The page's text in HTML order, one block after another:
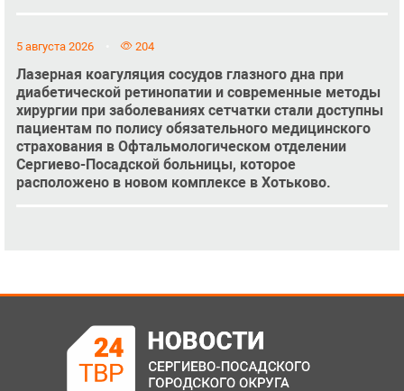
5 августа 2026 204
Лазерная коагуляция сосудов глазного дна при
диабетической ретинопатии и современные методы
хирургии при заболеваниях сетчатки стали доступны
пациентам по полису обязательного медицинского
страхования в Офтальмологическом отделении
Сергиево-Посадской больницы, которое
расположено в новом комплексе в Хотьково.